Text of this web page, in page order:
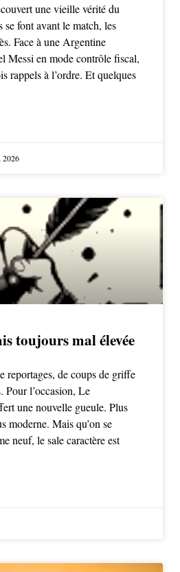
une vieille vérité du
se font avant le match, les
Face à une Argentine
Messi en mode contrôle fiscal,
rappels à l’ordre. Et quelques
2026
toujours mal élevée
reportages, de coups de griffe
Pour l’occasion, Le
une nouvelle gueule. Plus
moderne. Mais qu’on se
neuf, le sale caractère est